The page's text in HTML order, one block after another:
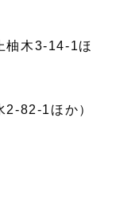
柚木3-14-1ほ
2-82-1ほか）